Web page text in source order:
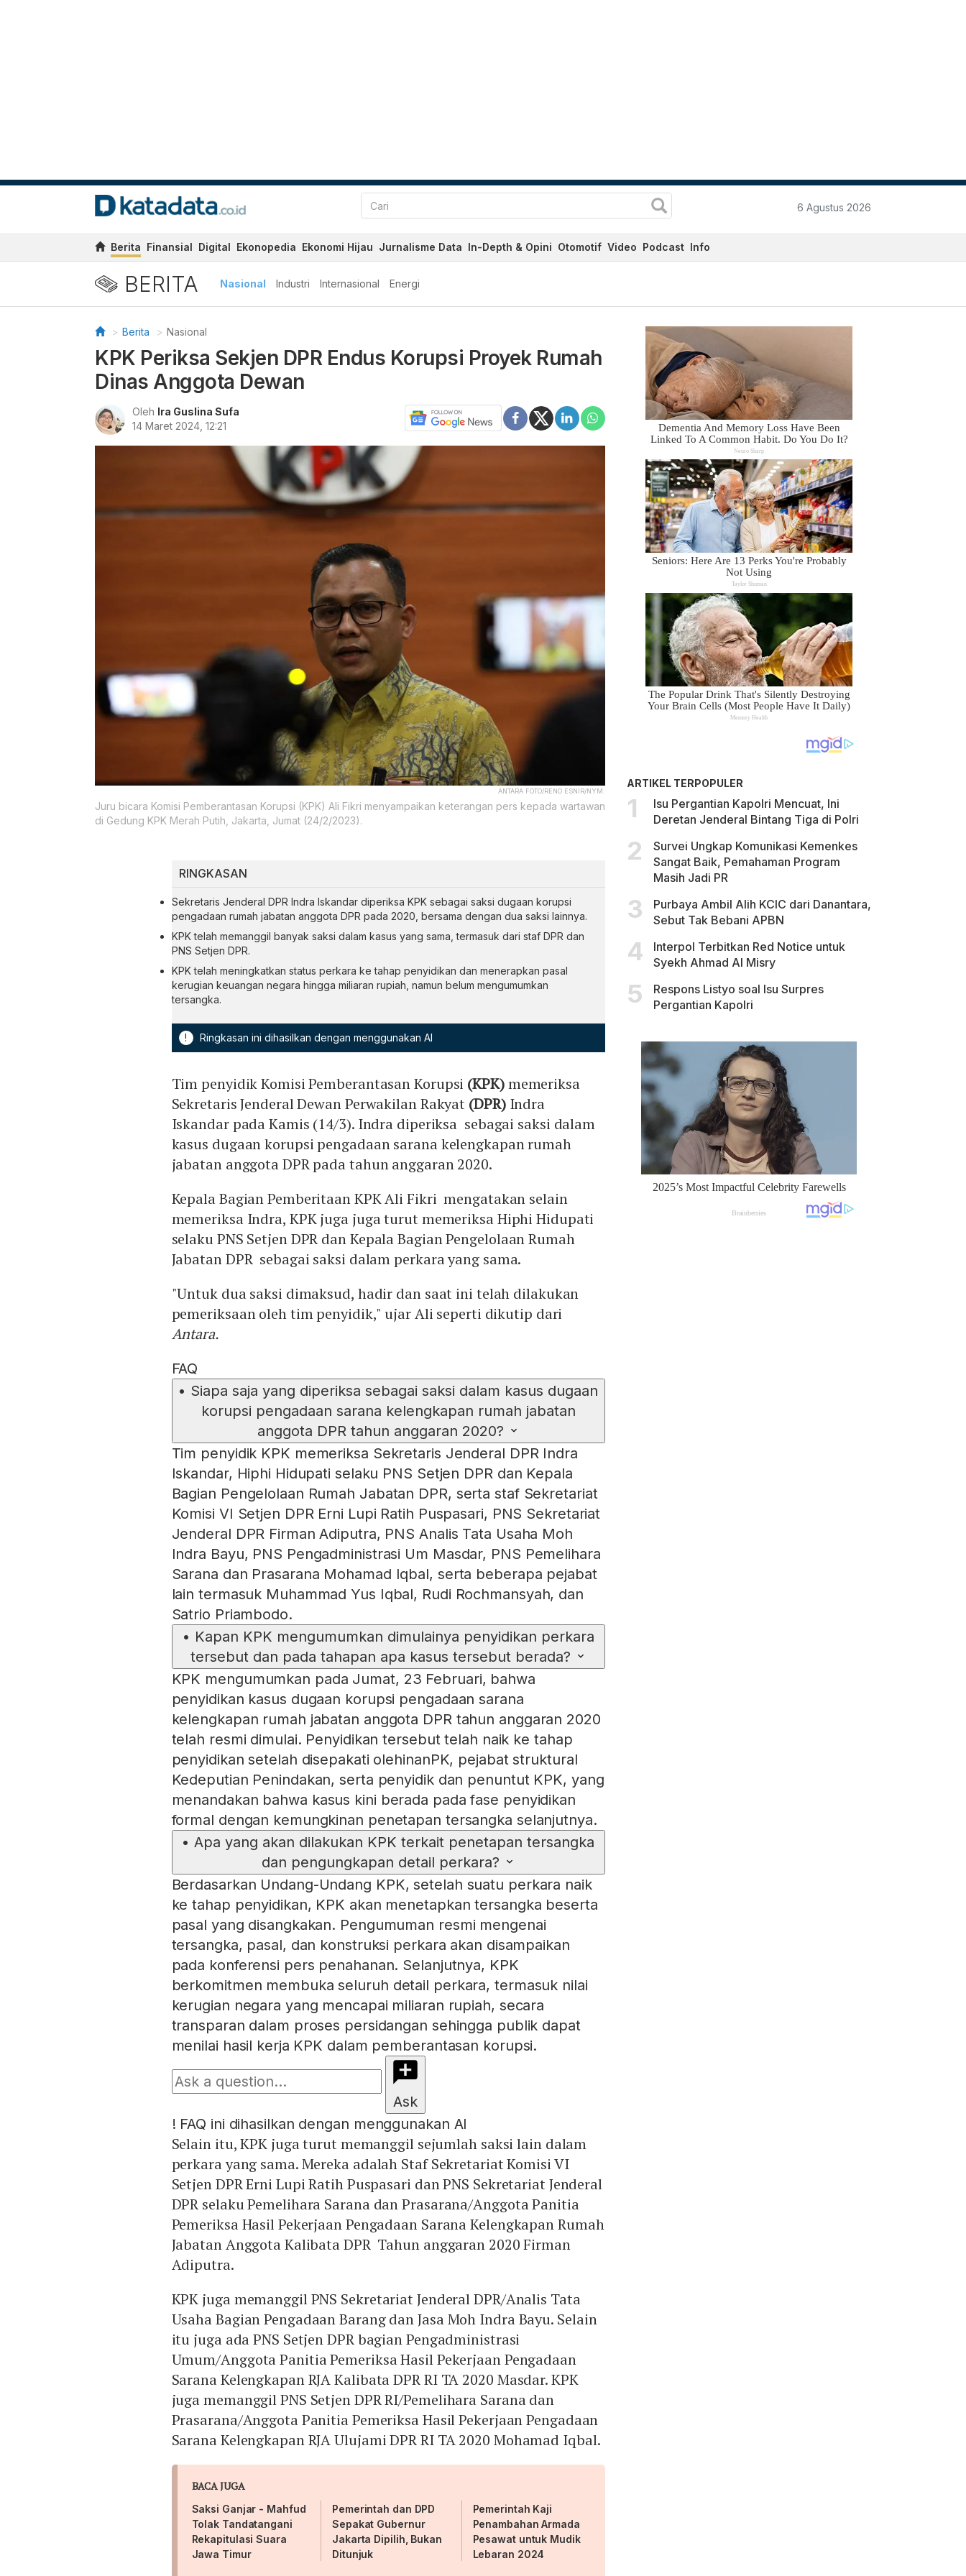
6 Agustus 2026
Berita Finansial Digital Ekonopedia Ekonomi Hijau Jurnalisme Data In-Depth & Opini Otomotif Video Podcast Info
BERITA Nasional Industri Internasional Energi
Berita Nasional
KPK Periksa Sekjen DPR Endus Korupsi Proyek Rumah
Dinas Anggota Dewan
Oleh Ira Guslina Sufa
14 Maret 2024, 12:21
ANTARA FOTO/RENO ESNIR/NYM.
Juru bicara Komisi Pemberantasan Korupsi (KPK) Ali Fikri menyampaikan keterangan pers kepada wartawan
di Gedung KPK Merah Putih, Jakarta, Jumat (24/2/2023).
RINGKASAN
Sekretaris Jenderal DPR Indra Iskandar diperiksa KPK sebagai saksi dugaan korupsi
pengadaan rumah jabatan anggota DPR pada 2020, bersama dengan dua saksi lainnya.
KPK telah memanggil banyak saksi dalam kasus yang sama, termasuk dari staf DPR dan
PNS Setjen DPR.
KPK telah meningkatkan status perkara ke tahap penyidikan dan menerapkan pasal
kerugian keuangan negara hingga miliaran rupiah, namun belum mengumumkan
tersangka.
! Ringkasan ini dihasilkan dengan menggunakan AI
Tim penyidik Komisi Pemberantasan Korupsi (KPK)memeriksa
Sekretaris Jenderal Dewan Perwakilan Rakyat (DPR)Indra
Iskandar pada Kamis (14/3). Indra diperiksa sebagai saksi dalam
kasus dugaan korupsi pengadaan sarana kelengkapan rumah
jabatan anggota DPR pada tahun anggaran 2020.
Kepala Bagian Pemberitaan KPK Ali Fikri mengatakan selain
memeriksa Indra, KPK juga juga turut memeriksa Hiphi Hidupati
selaku PNS Setjen DPR dan Kepala Bagian Pengelolaan Rumah
Jabatan DPR sebagai saksi dalam perkara yang sama.
"Untuk dua saksi dimaksud, hadir dan saat ini telah dilakukan
pemeriksaan oleh tim penyidik," ujar Ali seperti dikutip dari
Antara.
FAQ
• Siapa saja yang diperiksa sebagai saksi dalam kasus dugaan
korupsi pengadaan sarana kelengkapan rumah jabatan
anggota DPR tahun anggaran 2020?
Tim penyidik KPK memeriksa Sekretaris Jenderal DPR Indra
Iskandar, Hiphi Hidupati selaku PNS Setjen DPR dan Kepala
Bagian Pengelolaan Rumah Jabatan DPR, serta staf Sekretariat
Komisi VI Setjen DPR Erni Lupi Ratih Puspasari, PNS Sekretariat
Jenderal DPR Firman Adiputra, PNS Analis Tata Usaha Moh
Indra Bayu, PNS Pengadministrasi Um Masdar, PNS Pemelihara
Sarana dan Prasarana Mohamad Iqbal, serta beberapa pejabat
lain termasuk Muhammad Yus Iqbal, Rudi Rochmansyah, dan
Satrio Priambodo.
• Kapan KPK mengumumkan dimulainya penyidikan perkara
tersebut dan pada tahapan apa kasus tersebut berada?
KPK mengumumkan pada Jumat, 23 Februari, bahwa
penyidikan kasus dugaan korupsi pengadaan sarana
kelengkapan rumah jabatan anggota DPR tahun anggaran 2020
telah resmi dimulai. Penyidikan tersebut telah naik ke tahap
penyidikan setelah disepakati olehinanPK, pejabat struktural
Kedeputian Penindakan, serta penyidik dan penuntut KPK, yang
menandakan bahwa kasus kini berada pada fase penyidikan
formal dengan kemungkinan penetapan tersangka selanjutnya.
• Apa yang akan dilakukan KPK terkait penetapan tersangka
dan pengungkapan detail perkara?
Berdasarkan Undang-Undang KPK, setelah suatu perkara naik
ke tahap penyidikan, KPK akan menetapkan tersangka beserta
pasal yang disangkakan. Pengumuman resmi mengenai
tersangka, pasal, dan konstruksi perkara akan disampaikan
pada konferensi pers penahanan. Selanjutnya, KPK
berkomitmen membuka seluruh detail perkara, termasuk nilai
kerugian negara yang mencapai miliaran rupiah, secara
transparan dalam proses persidangan sehingga publik dapat
menilai hasil kerja KPK dalam pemberantasan korupsi.
Ask
! FAQ ini dihasilkan dengan menggunakan AI
Selain itu, KPK juga turut memanggil sejumlah saksi lain dalam
perkara yang sama. Mereka adalah Staf Sekretariat Komisi VI
Setjen DPR Erni Lupi Ratih Puspasari dan PNS Sekretariat Jenderal
DPR selaku Pemelihara Sarana dan Prasarana/Anggota Panitia
Pemeriksa Hasil Pekerjaan Pengadaan Sarana Kelengkapan Rumah
Jabatan Anggota Kalibata DPR Tahun anggaran 2020 Firman
Adiputra.
KPK juga memanggil PNS Sekretariat Jenderal DPR/Analis Tata
Usaha Bagian Pengadaan Barang dan Jasa Moh Indra Bayu. Selain
itu juga ada PNS Setjen DPR bagian Pengadministrasi
Umum/Anggota Panitia Pemeriksa Hasil Pekerjaan Pengadaan
Sarana Kelengkapan RJA Kalibata DPR RI TA 2020 Masdar. KPK
juga memanggil PNS Setjen DPR RI/Pemelihara Sarana dan
Prasarana/Anggota Panitia Pemeriksa Hasil Pekerjaan Pengadaan
Sarana Kelengkapan RJA Ulujami DPR RI TA 2020 Mohamad Iqbal.
BACA JUGA
Saksi Ganjar - Mahfud
Tolak Tandatangani
Rekapitulasi Suara
Jawa Timur
Pemerintah dan DPD
Sepakat Gubernur
Jakarta Dipilih, Bukan
Ditunjuk
Pemerintah Kaji
Penambahan Armada
Pesawat untuk Mudik
Lebaran 2024
ARTIKEL TERPOPULER
Isu Pergantian Kapolri Mencuat, Ini
Deretan Jenderal Bintang Tiga di Polri
Survei Ungkap Komunikasi Kemenkes
Sangat Baik, Pemahaman Program
Masih Jadi PR
Purbaya Ambil Alih KCIC dari Danantara,
Sebut Tak Bebani APBN
Interpol Terbitkan Red Notice untuk
Syekh Ahmad Al Misry
Respons Listyo soal Isu Surpres
Pergantian Kapolri